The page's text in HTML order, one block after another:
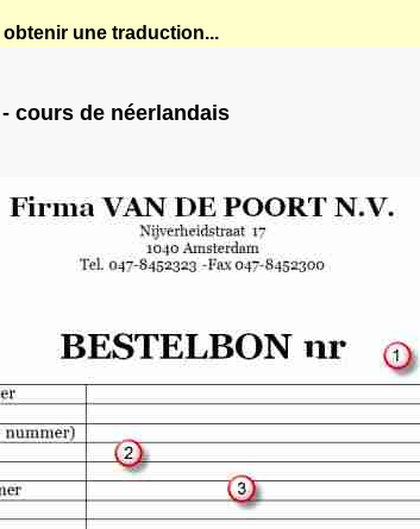
une traduction...
cours de néerlandais